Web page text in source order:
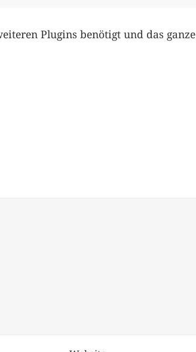
Plugins benötigt und das ganze